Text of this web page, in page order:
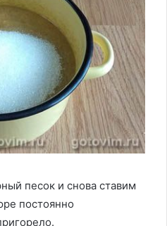
песок и снова ставим
постоянно